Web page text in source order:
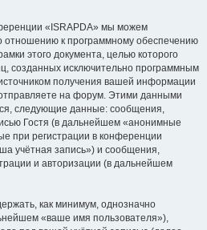
«ISRAPDA» мы можем
отношению к программному обеспечению
этого документа, целью которого
созданных исключительно программным
получения вашей информации
на форум. Этими данными
следующие данные: сообщения,
Гостя (в дальнейшем «анонимные
при регистрации в конференции
учётная запись») и сообщения,
и авторизации (в дальнейшем
как минимум, однозначно
«ваше имя пользователя»),